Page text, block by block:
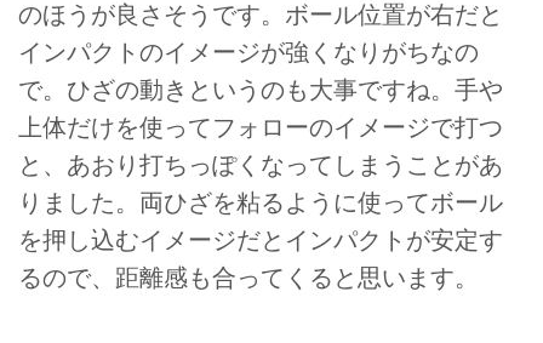
のほうが良さそうです。ボール位置が右だと
インパクトのイメージが強くなりがちなの
で。ひざの動きというのも大事ですね。手や
上体だけを使ってフォローのイメージで打つ
と、あおり打ちっぽくなってしまうことがあ
りました。両ひざを粘るように使ってボール
を押し込むイメージだとインパクトが安定す
るので、距離感も合ってくると思います。